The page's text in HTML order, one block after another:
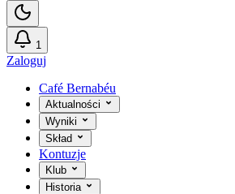
1
Zaloguj
Café Bernabéu
Aktualności
Wyniki
Skład
Kontuzje
Klub
Historia